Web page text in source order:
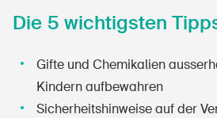
Die 5 wichtigsten
Gifte und Chemikalien
Kindern aufbewahren
Sicherheitshinweise auf der